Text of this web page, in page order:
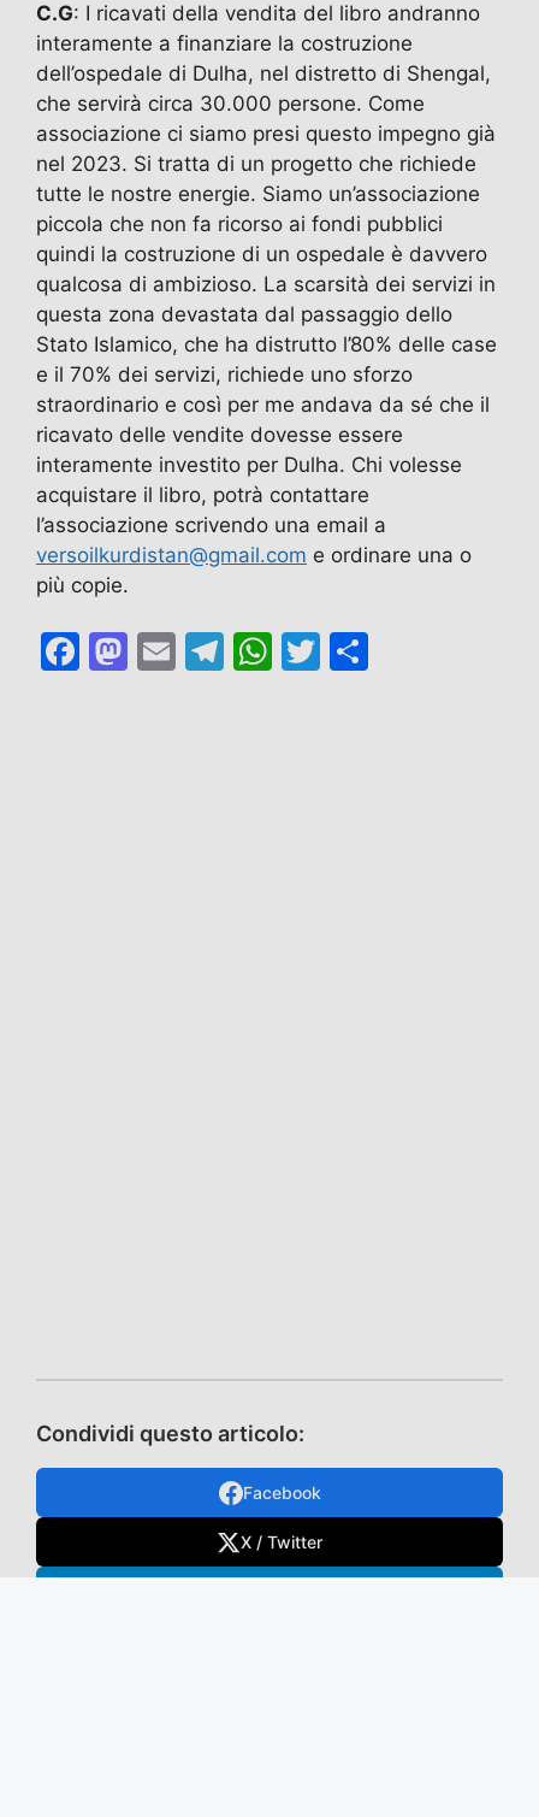
C.G: I ricavati della vendita del libro andranno
interamente a finanziare la costruzione
dell’ospedale di Dulha, nel distretto di Shengal,
che servirà circa 30.000 persone. Come
associazione ci siamo presi questo impegno già
nel 2023. Si tratta di un progetto che richiede
tutte le nostre energie. Siamo un’associazione
piccola che non fa ricorso ai fondi pubblici
quindi la costruzione di un ospedale è davvero
qualcosa di ambizioso. La scarsità dei servizi in
questa zona devastata dal passaggio dello
Stato Islamico, che ha distrutto l’80% delle case
e il 70% dei servizi, richiede uno sforzo
straordinario e così per me andava da sé che il
ricavato delle vendite dovesse essere
interamente investito per Dulha. Chi volesse
acquistare il libro, potrà contattare
l’associazione scrivendo una email a
versoilkurdistan@gmail.com e ordinare una o
più copie.
F
M E
T
W T
Condividi questo articolo:
Facebook
X / Twitter